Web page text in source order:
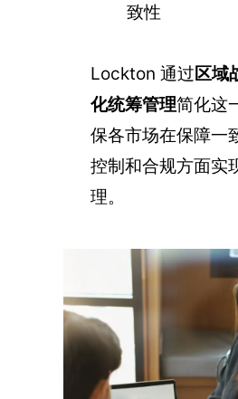
致性
Lockton 通过区域
化统筹管理简化这
保各市场在保障一
控制和合规方面实
理。